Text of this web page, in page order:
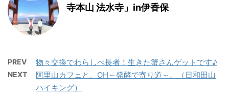
寺本山 法水寺」in伊香保
PREV 物々交換でわらしべ長者！生きた蟹さんゲットです♪
NEXT
阿里山カフェと、OH～発酵で寄り道～。（日和田山
ハイキング）